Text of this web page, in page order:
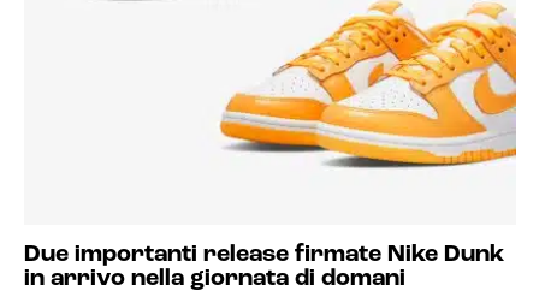
Due importanti release firmate Nike Dunk
in arrivo nella giornata di domani